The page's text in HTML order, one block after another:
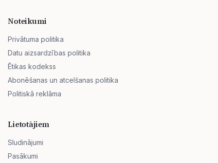
Noteikumi
Privātuma politika
Datu aizsardzības politika
Ētikas kodekss
Abonēšanas un atcelšanas politika
Politiskā reklāma
Lietotājiem
Sludinājumi
Pasākumi